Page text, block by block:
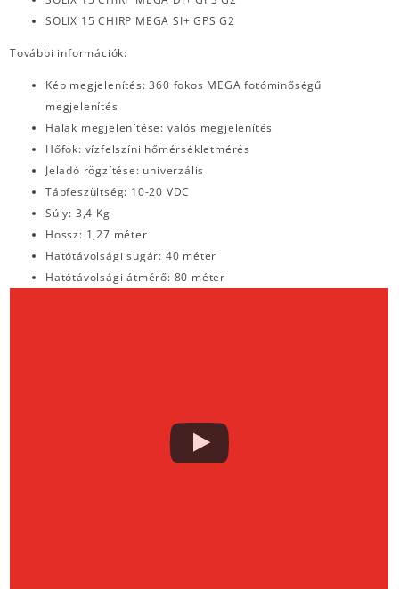
SOLIX 15 CHIRP MEGA SI+ GPS G2
További információk:
Kép megjelenítés: 360 fokos MEGA fotóminőségű
megjelenítés
Halak megjelenítése: valós megjelenítés
Hőfok: vízfelszíni hőmérsékletmérés
Jeladó rögzítése: univerzális
Tápfeszültség: 10-20 VDC
Súly: 3,4 Kg
Hossz: 1,27 méter
Hatótávolsági sugár: 40 méter
Hatótávolsági átmérő: 80 méter